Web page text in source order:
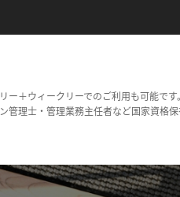
＋ウィークリーでのご利用も可能で
理士・管理業務主任者など国家資